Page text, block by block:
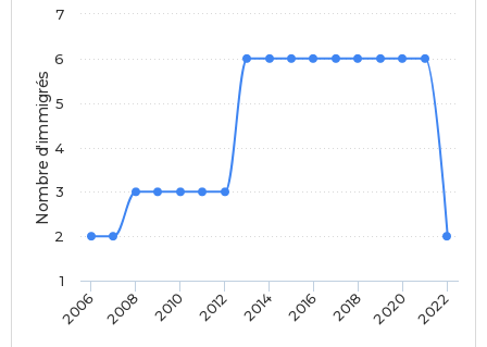
Nombre d'immigrés
2006 2008 2010 2012 2014 2016 2018 2020 2022
1
2
3
4
5
6
7